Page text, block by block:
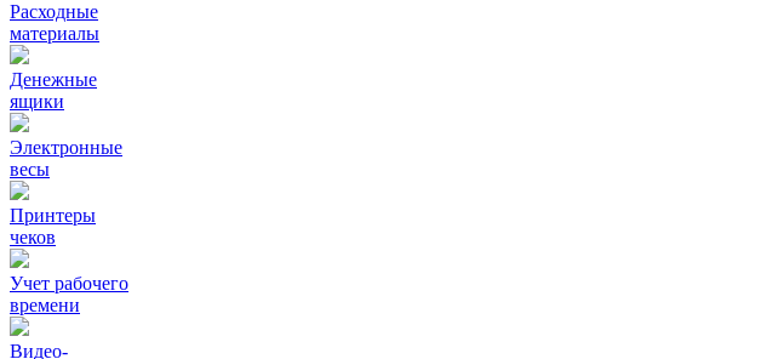
Расходные
материалы
Денежные
ящики
Электронные
весы
Принтеры
чеков
Учет рабочего
времени
Видео‑